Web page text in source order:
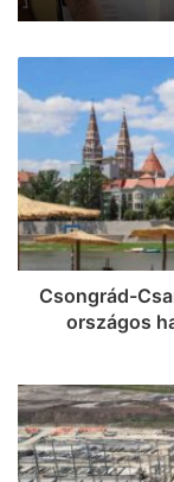
Csongrád-
országos